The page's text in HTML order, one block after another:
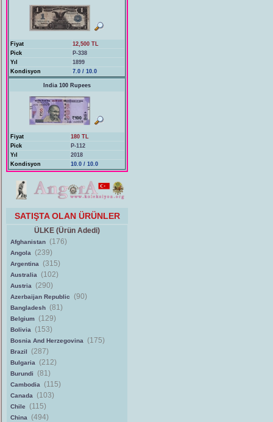
Fiyat
12,500 TL
Pick
P-338
Yıl
1899
Kondisyon
7.0 / 10.0
India 100 Rupees
Fiyat
180 TL
Pick
P-112
Yıl
2018
Kondisyon
10.0 / 10.0
SATIŞTA OLAN ÜRÜNLER
ÜLKE (Ürün Adedi)
Afghanistan (176)
Angola (239)
Argentina (315)
Australia (102)
Austria (290)
Azerbaijan Republic (90)
Bangladesh (81)
Belgium (129)
Bolivia (153)
Bosnia And Herzegovina (175)
Brazil (287)
Bulgaria (212)
Burundi (81)
Cambodia (115)
Canada (103)
Chile (115)
China (494)